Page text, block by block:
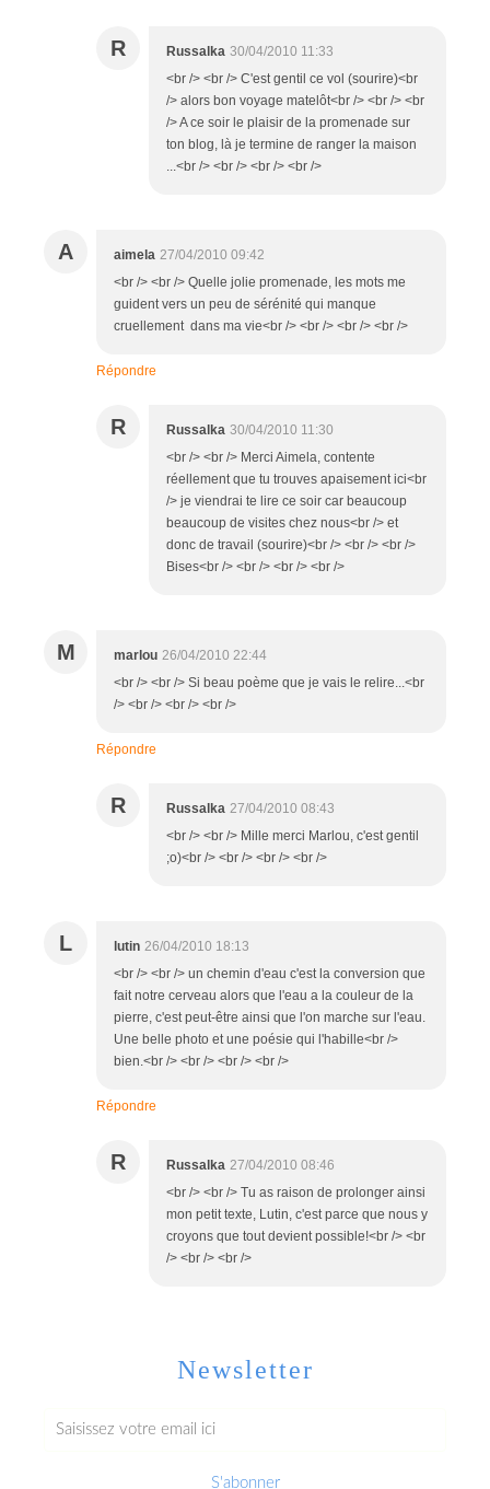
R Russalka 30/04/2010 11:33
<br /> <br /> C'est gentil ce vol (sourire)<br
/> alors bon voyage matelôt<br /> <br /> <br
/> A ce soir le plaisir de la promenade sur
ton blog, là je termine de ranger la maison
...<br /> <br /> <br /> <br />
A aimela 27/04/2010 09:42
<br /> <br /> Quelle jolie promenade, les mots me
guident vers un peu de sérénité qui manque
cruellement dans ma vie<br /> <br /> <br /> <br />
Répondre
R Russalka 30/04/2010 11:30
<br /> <br /> Merci Aimela, contente
réellement que tu trouves apaisement ici<br
/> je viendrai te lire ce soir car beaucoup
beaucoup de visites chez nous<br /> et
donc de travail (sourire)<br /> <br /> <br />
Bises<br /> <br /> <br /> <br />
M marlou 26/04/2010 22:44
<br /> <br /> Si beau poème que je vais le relire...<br
/> <br /> <br /> <br />
Répondre
R Russalka 27/04/2010 08:43
<br /> <br /> Mille merci Marlou, c'est gentil
;o)<br /> <br /> <br /> <br />
L lutin 26/04/2010 18:13
<br /> <br /> un chemin d'eau c'est la conversion que
fait notre cerveau alors que l'eau a la couleur de la
pierre, c'est peut-être ainsi que l'on marche sur l'eau.
Une belle photo et une poésie qui l'habille<br />
bien.<br /> <br /> <br /> <br />
Répondre
R Russalka 27/04/2010 08:46
<br /> <br /> Tu as raison de prolonger ainsi
mon petit texte, Lutin, c'est parce que nous y
croyons que tout devient possible!<br /> <br
/> <br /> <br />
Newsletter